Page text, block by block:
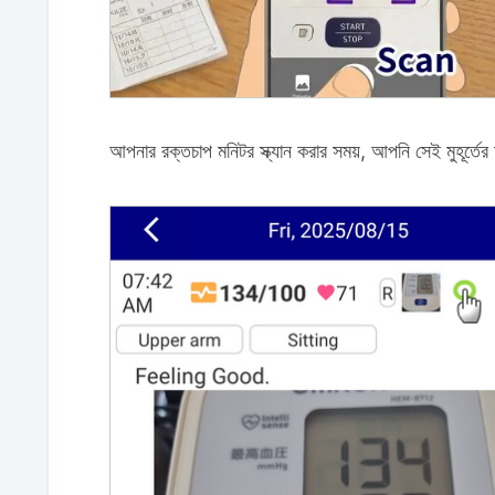
আপনার রক্তচাপ মনিটর স্ক্যান করার সময়, আপনি সেই মুহূর্তের